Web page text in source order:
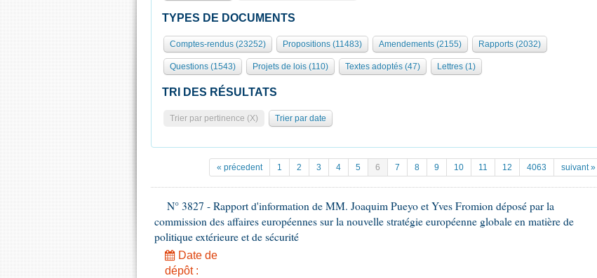
TYPES DE DOCUMENTS
Comptes-rendus (23252) Propositions (11483) Amendements (2155) Rapports (2032)
Questions (1543) Projets de lois (110) Textes adoptés (47) Lettres (1)
TRI DES RÉSULTATS
Trier par pertinence (X) Trier par date
« précedent 1 2 3 4 5 6 7 8 9 10 11 12 4063 suivant »
N° 3827 - Rapport d'information de MM. Joaquim Pueyo et Yves Fromion déposé par la
commission des affaires européennes sur la nouvelle stratégie européenne globale en matière de
politique extérieure et de sécurité
Date de
dépôt :